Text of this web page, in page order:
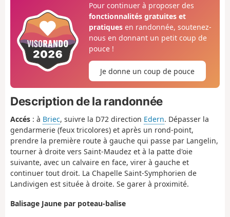
Pour continuer à proposer des
fonctionnalités gratuites et
pratiquesen randonnée, soutenez-
nous en donnant un petit coup de
pouce !
Je donne un coup de pouce
Description de la randonnée
Accés : à Briec, suivre la D72 direction Edern. Dépasser la
gendarmerie (feux tricolores) et après un rond-point,
prendre la première route à gauche qui passe par Langelin,
tourner à droite vers Saint-Maudez et à la patte d'oie
suivante, avec un calvaire en face, virer à gauche et
continuer tout droit. La Chapelle Saint-Symphorien de
Landivigen est située à droite. Se garer à proximité.
Balisage Jaune par poteau-balise